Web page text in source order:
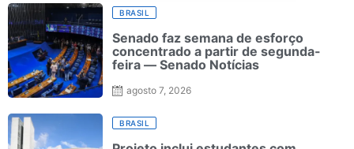
BRASIL
Senado faz semana de esforço
concentrado a partir de segunda-
feira — Senado Notícias
agosto 7, 2026
BRASIL